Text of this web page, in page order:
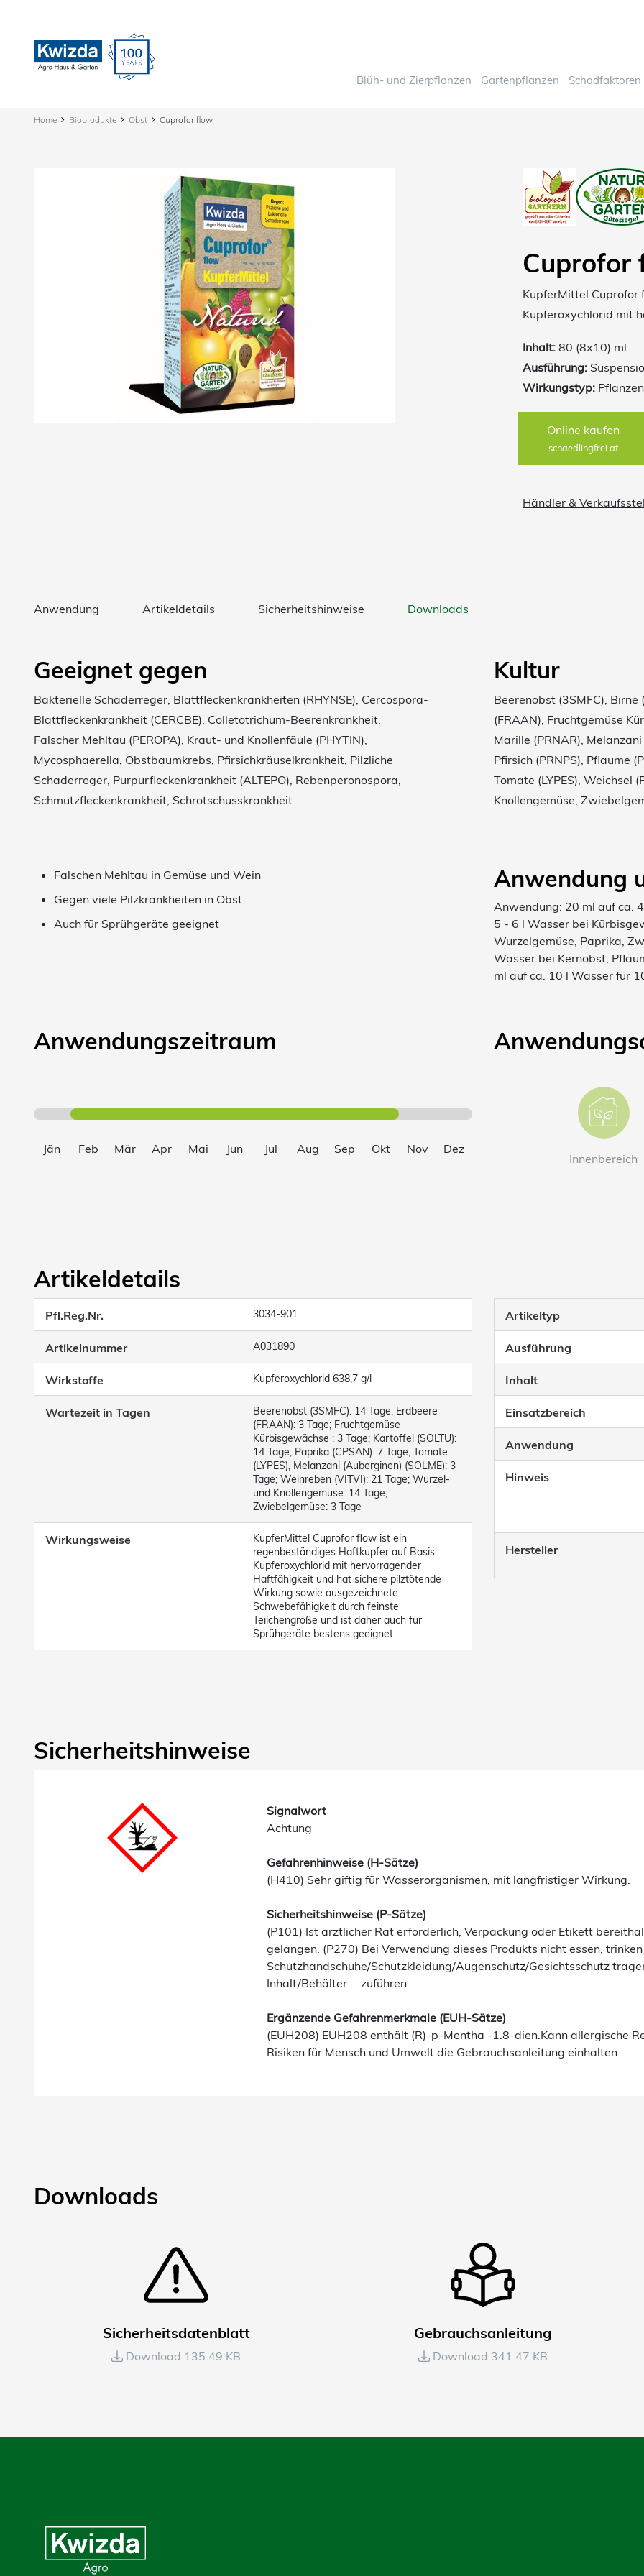
Blüh- und Zierpflanzen Gartenpflanzen Schadfaktoren
Home Bioprodukte Obst Cuprofor flow
Cuprofor
KupferMittel Cuprofor
Kupferoxychlorid mit
Teilchengröße und ist
Inhalt:80 (8x10) ml
Ausführung:
Wirkungstyp:
Online kaufen
schaedlingfrei.at
Händler &
Anwendung Artikeldetails Sicherheitshinweise Downloads
Geeignet gegen
Bakterielle Schaderreger, Blattfleckenkrankheiten (RHYNSE), Cercospora-
Blattfleckenkrankheit (CERCBE), Colletotrichum-Beerenkrankheit,
Falscher Mehltau (PEROPA), Kraut- und Knollenfäule (PHYTIN),
Mycosphaerella, Obstbaumkrebs, Pfirsichkräuselkrankheit, Pilzliche
Schaderreger, Purpurfleckenkrankheit (ALTEPO), Rebenperonospora,
Schmutzfleckenkrankheit, Schrotschusskrankheit
Kultur
Beerenobst (3SMFC), Birne
(FRAAN), Fruchtgemüse
Marille (PRNAR),
Pfirsich (PRNPS), Pflaume
Tomate (LYPES), Weichsel
Knollengemüse,
Falschen Mehltau in Gemüse und Wein
Gegen viele Pilzkrankheiten in Obst
Auch für Sprühgeräte geeignet
Anwendung
Anwendung: 20 ml auf ca.
5 - 6 l Wasser bei
Wurzelgemüse, Paprika,
Wasser bei Kernobst,
ml auf ca. 10 l Wasser für
Anwendungszeitraum
Jän Feb Mär Apr Mai Jun Jul Aug Sep Okt Nov Dez
Innen­bereich
Artikeldetails
Pfl.Reg.Nr. 3034-901
Artikelnummer A031890
Wirkstoffe Kupferoxychlorid 638,7 g/l
Wartezeit in Tagen
Beerenobst (3SMFC): 14 Tage; Erdbeere
(FRAAN): 3 Tage; Fruchtgemüse
Kürbisgewächse : 3 Tage; Kartoffel (SOLTU):
14 Tage; Paprika (CPSAN): 7 Tage; Tomate
(LYPES), Melanzani (Auberginen) (SOLME): 3
Tage; Weinreben (VITVI): 21 Tage; Wurzel-
und Knollengemüse: 14 Tage;
Zwiebelgemüse: 3 Tage
Wirkungsweise
KupferMittel Cuprofor flow ist ein
regenbeständiges Haftkupfer auf Basis
Kupferoxychlorid mit hervorragender
Haftfähigkeit und hat sichere pilztötende
Wirkung sowie ausgezeichnete
Schwebefähigkeit durch feinste
Teilchengröße und ist daher auch für
Sprühgeräte bestens geeignet.
Artikeltyp
Ausführung
Inhalt
Einsatzbereich
Anwendung
Hinweis
Hersteller
Sicherheitshinweise
Signalwort
Achtung
Gefahrenhinweise (H-Sätze)
(H410) Sehr giftig für Wasserorganismen, mit langfristiger Wirkung.
Sicherheitshinweise (P-Sätze)
(P101) Ist ärztlicher Rat erforderlich, Verpackung oder Etikett
gelangen. (P270) Bei Verwendung dieses Produkts nicht essen,
Schutzhandschuhe/Schutzkleidung/Augenschutz/Gesichtsschutz
Inhalt/Behälter … zuführen.
Ergänzende Gefahrenmerkmale (EUH-Sätze)
(EUH208) EUH208 enthält (R)-p-Mentha -1.8-dien.Kann allergische
Risiken für Mensch und Umwelt die Gebrauchsanleitung einhalten.
Downloads
Sicherheitsdatenblatt
Download 135.49 KB
Gebrauchsanleitung
Download 341.47 KB